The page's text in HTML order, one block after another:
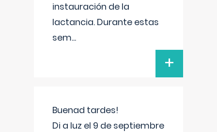
instauración de la
lactancia. Durante estas
sem...
+
Buenad tardes!
Di a luz el 9 de septiembre